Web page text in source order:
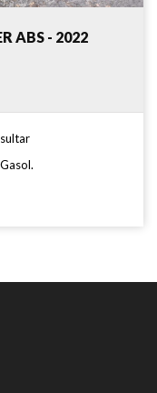
ABS - 2022